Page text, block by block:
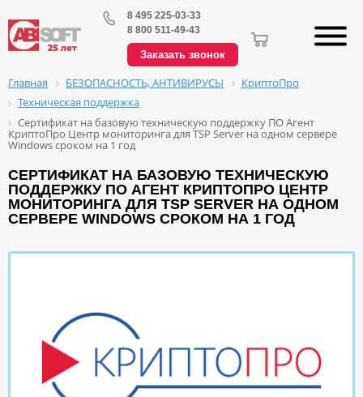
8 495 225-03-33
8 800 511-49-43
Заказать звонок
Главная БЕЗОПАСНОСТЬ, АНТИВИРУСЫ
КриптоПро
Техническая поддержка
Сертификат на базовую техническую поддержку ПО Агент
КриптоПро Центр мониторинга для TSP Server на одном сервере
Windows сроком на 1 год
СЕРТИФИКАТ НА БАЗОВУЮ ТЕХНИЧЕСКУЮ
ПОДДЕРЖКУ ПО АГЕНТ КРИПТОПРО ЦЕНТР
МОНИТОРИНГА ДЛЯ TSP SERVER НА ОДНОМ
СЕРВЕРЕ WINDOWS СРОКОМ НА 1 ГОД